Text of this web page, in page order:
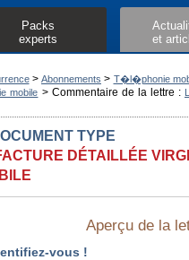
Packs
experts
et
> Abonnements > T�l�phonie
mobile > Commentaire de la lettre :
TYPE
DÉTAILLÉE
Aperçu de la
vous !